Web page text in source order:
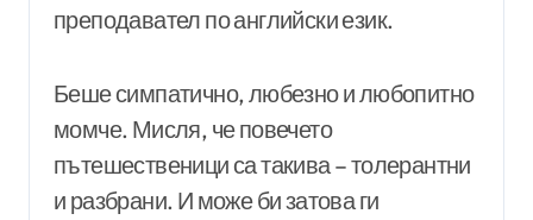
преподавател по английски език.
Беше симпатично, любезно и любопитно
момче. Мисля, че повечето
пътешественици са такива – толерантни
и разбрани. И може би затова ги